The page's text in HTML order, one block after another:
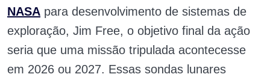
NASA para desenvolvimento de sistemas de
exploração, Jim Free, o objetivo final da ação
seria que uma missão tripulada acontecesse
em 2026 ou 2027. Essas sondas lunares